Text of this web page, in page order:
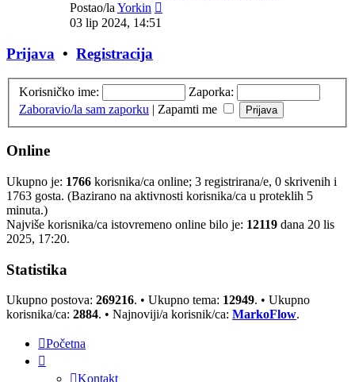
Postao/laYorkin
03 lip 2024, 14:51
Prijava • Registracija
Korisničko ime:
Zaporka:
Zaboravio/la sam zaporku | Zapamti me
Online
Ukupno je: 1766 korisnika/ca online; 3 registrirana/e, 0 skrivenih i
1763 gosta. (Bazirano na aktivnosti korisnika/ca u proteklih 5
minuta.)
Najviše korisnika/ca istovremeno online bilo je: 12119 dana 20 lis
2025, 17:20.
Statistika
Ukupno postova: 269216. • Ukupno tema: 12949. • Ukupno
korisnika/ca: 2884. • Najnoviji/a korisnik/ca: MarkoFlow.
Početna
Kontakt